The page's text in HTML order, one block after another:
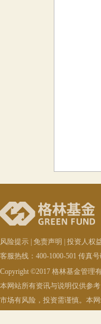
风险提示 免责声明 投资人权
客服热线：400-1000-501 传真
Copyright ©2017 格林基金管理
本网站所有资讯与说明仅供参
市场有风险，投资需谨慎。本